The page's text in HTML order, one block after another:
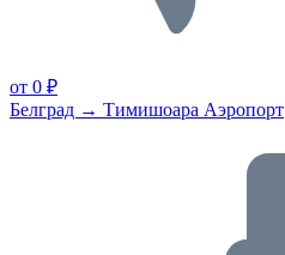
от 0 ₽
Белград → Тимишоара Аэропорт